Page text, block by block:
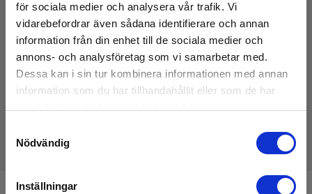
för sociala medier och analysera vår trafik. Vi
vidarebefordrar även sådana identifierare och annan
information från din enhet till de sociala medier och
annons- och analysföretag som vi samarbetar med.
Dessa kan i sin tur kombinera informationen med annan
information som du har tillhandahållit eller som de har
Nödvändig
Inställningar
Tekniske Data
Tillbehör